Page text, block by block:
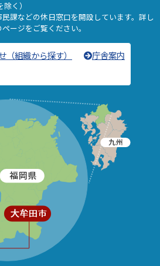
く）
課などの休日窓口を開設しています。詳し
ページをご覧ください。
（組織から探す）
庁舎案内